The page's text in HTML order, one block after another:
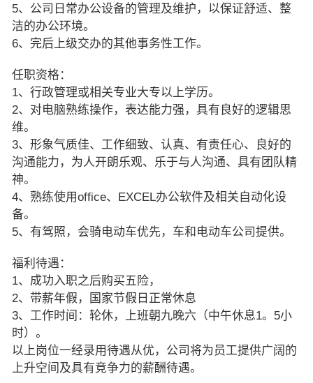
5、公司日常办公设备的管理及维护，以保证舒适、整
洁的办公环境。
6、完后上级交办的其他事务性工作。
任职资格：
1、行政管理或相关专业大专以上学历。
2、对电脑熟练操作，表达能力强，具有良好的逻辑思
维。
3、形象气质佳、工作细致、认真、有责任心、良好的
沟通能力，为人开朗乐观、乐于与人沟通、具有团队精
神。
4、熟练使用office、EXCEL办公软件及相关自动化设
备。
5、有驾照，会骑电动车优先，车和电动车公司提供。
福利待遇：
1、成功入职之后购买五险，
2、带薪年假，国家节假日正常休息
3、工作时间：轮休，上班朝九晚六（中午休息1。5小
时）。
以上岗位一经录用待遇从优，公司将为员工提供广阔的
上升空间及具有竞争力的薪酬待遇。